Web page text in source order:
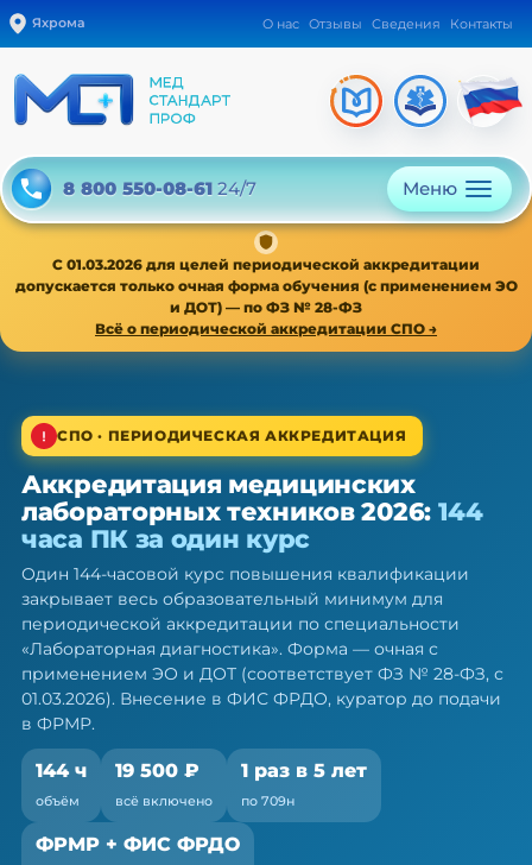
Яхрома О нас Отзывы Сведения Контакты
8 800 550-08-61 24/7 Меню
С 01.03.2026 для целей периодической аккредитации
допускается только очная форма обучения (с применением ЭО
и ДОТ) — по ФЗ № 28-ФЗ
Всё о периодической аккредитации СПО →
СПО · периодическая аккредитация · 1 раз в 5 лет
Аккредитация медицинских
лабораторных техников: 144 ч ПК
за один курс
Один курс закрывает весь минимум портфолио
— по 709н и ФЗ № 28-ФЗ
СПО · ПЕРИОДИЧЕСКАЯ АККРЕДИТАЦИЯ
Аккредитация медицинских
лабораторных техников 2026: 144
часа ПК за один курс
Один 144-часовой курс повышения квалификации
закрывает весь образовательный минимум для
периодической аккредитации по специальности
«Лабораторная диагностика». Форма — очная с
применением ЭО и ДОТ (соответствует ФЗ № 28-ФЗ, с
01.03.2026). Внесение в ФИС ФРДО, куратор до подачи
в ФРМР.
144 ч
объём
19 500 ₽
всё включено
1 раз в 5 лет
по 709н
ФРМР + ФИС ФРДО